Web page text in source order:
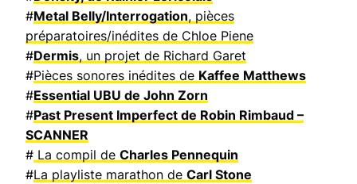
#Metal Belly/Interrogation, pièces
préparatoires/inédites de Chloe Piene
#Dermis, un projet de Richard Garet
#Pièces sonores inédites de Kaffee Matthews
#Essential UBU de John Zorn
#Past Present Imperfect de Robin Rimbaud –
SCANNER
# La compil de Charles Pennequin
#La playliste marathon de Carl Stone